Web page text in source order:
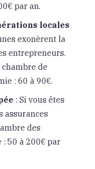
par an.
locales
exonèrent la
entrepreneurs.
de
: 60 à 90€.
: Si vous êtes
assurances
des
: 50 à 200€ par